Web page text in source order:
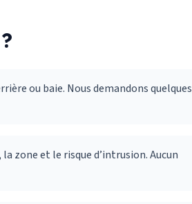
ou baie. Nous demandons quelques
zone et le risque d’intrusion. Aucun